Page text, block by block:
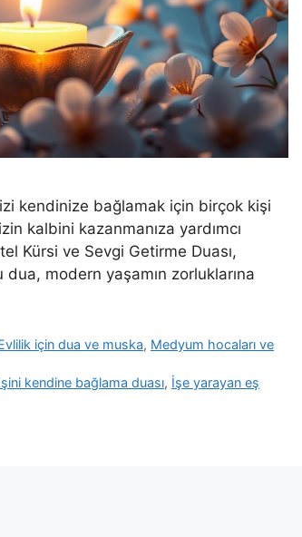
kendinize bağlamak için birçok kişi
kalbini kazanmanıza yardımcı
Kürsi ve Sevgi Getirme Duası,
modern yaşamın zorluklarına
için dua ve muska, Medyum hocaları ve
kendine bağlama duası, İşe yarayan eş